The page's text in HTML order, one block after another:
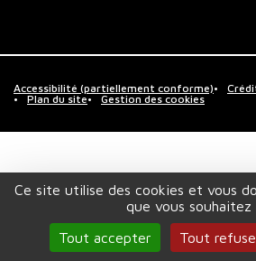
Ce site utilise des cookies et vous
que vous
Tout accepter
Tout
Accessibilité (partiellement conforme)
Plan du site
Gestion des cookies